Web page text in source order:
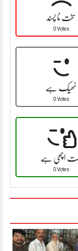
سخت نا پسند
0 Votes
ٹھیک ہے
0 Votes
اچھی ہے
0 Votes